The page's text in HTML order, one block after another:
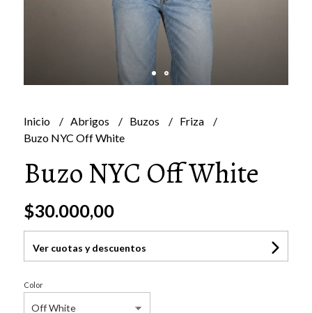
Inicio Abrigos Buzos
Friza
Buzo NYC Off White
Buzo NYC Off White
$30.000,00
Ver cuotas y descuentos
Color